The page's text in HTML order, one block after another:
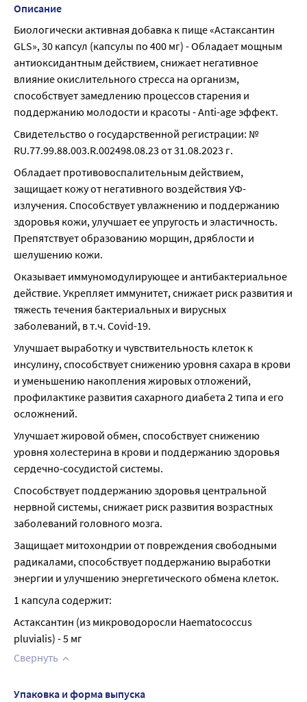
Описание
Биологически активная добавка к пище «Астаксантин
GLS», 30 капсул (капсулы по 400 мг) - Обладает мощным
антиоксидантным действием, снижает негативное
влияние окислительного стресса на организм,
способствует замедлению процессов старения и
поддержанию молодости и красоты - Anti-age эффект.
Свидетельство о государственной регистрации: №
RU.77.99.88.003.R.002498.08.23 от 31.08.2023 г.
Обладает противовоспалительным действием,
защищает кожу от негативного воздействия УФ-
излучения. Способствует увлажнению и поддержанию
здоровья кожи, улучшает ее упругость и эластичность.
Препятствует образованию морщин, дряблости и
шелушению кожи.
Оказывает иммуномодулирующее и антибактериальное
действие. Укрепляет иммунитет, снижает риск развития и
тяжесть течения бактериальных и вирусных
заболеваний, в т.ч. Covid-19.
Улучшает выработку и чувствительность клеток к
инсулину, способствует снижению уровня сахара в крови
и уменьшению накопления жировых отложений,
профилактике развития сахарного диабета 2 типа и его
осложнений.
Улучшает жировой обмен, способствует снижению
уровня холестерина в крови и поддержанию здоровья
сердечно-сосудистой системы.
Способствует поддержанию здоровья центральной
нервной системы, снижает риск развития возрастных
заболеваний головного мозга.
Защищает митохондрии от повреждения свободными
радикалами, способствует поддержанию выработки
энергии и улучшению энергетического обмена клеток.
1 капсула содержит:
Астаксантин (из микроводоросли Haematococcus
pluvialis) - 5 мг
Свернуть
Упаковка и форма выпуска